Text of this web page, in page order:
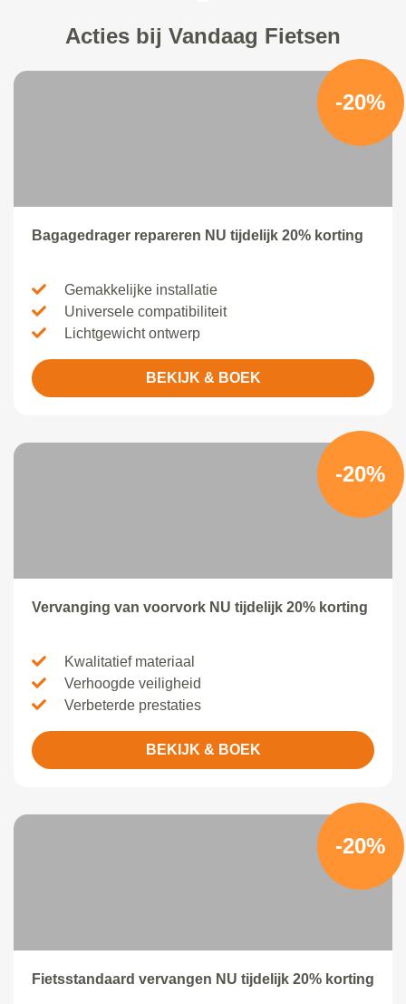
Acties bij Vandaag Fietsen
-20%
Bagagedrager repareren NU tijdelijk 20% korting
Gemakkelijke installatie
Universele compatibiliteit
Lichtgewicht ontwerp
BEKIJK & BOEK
-20%
Vervanging van voorvork NU tijdelijk 20% korting
Kwalitatief materiaal
Verhoogde veiligheid
Verbeterde prestaties
BEKIJK & BOEK
-20%
Fietsstandaard vervangen NU tijdelijk 20% korting